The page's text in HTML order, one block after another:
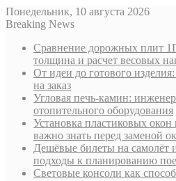
Понедельник, 10 августа 2026
Breaking News
Сравнение дорожных плит
толщина и расчет весовых
От идеи до готового
на заказ
Угловая печь-камин:
отопительного оборудования
Установка пластиковых
важно знать перед заменой
Дешёвые билеты на самолёт
подходы к планированию
Световые консоли как